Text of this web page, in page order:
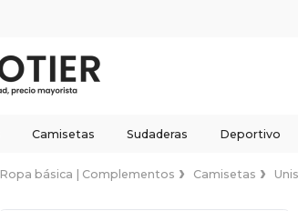
Camisetas Sudaderas Deportivo
Ropa básica | Complementos Camisetas